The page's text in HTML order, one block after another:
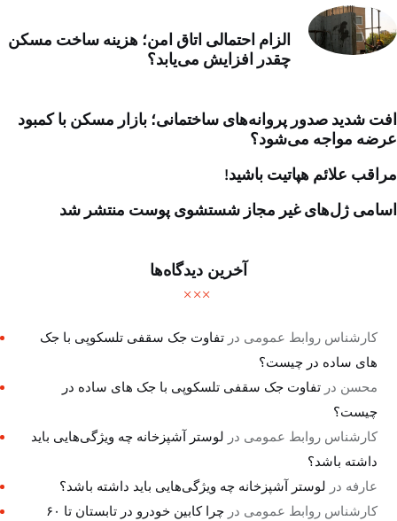
الزام احتمالی اتاق امن؛ هزینه ساخت مسکن
چقدر افزایش می‌یابد؟
افت شدید صدور پروانه‌های ساختمانی؛ بازار مسکن با کمبود
عرضه مواجه می‌شود؟
مراقب علائم هپاتیت باشید!
اسامی ژل‌های غیر مجاز شستشوی پوست منتشر شد
آخرین دیدگاه‌ها
کارشناس روابط عمومی درتفاوت جک سقفی تلسکوپی با جک
های ساده در چیست؟
محسن درتفاوت جک سقفی تلسکوپی با جک های ساده در
چیست؟
کارشناس روابط عمومی در لوستر آشپزخانه چه ویژگی‌هایی باید
داشته باشد؟
عارفه در لوستر آشپزخانه چه ویژگی‌هایی باید داشته باشد؟
کارشناس روابط عمومی در چرا کابین خودرو در تابستان تا ۶۰